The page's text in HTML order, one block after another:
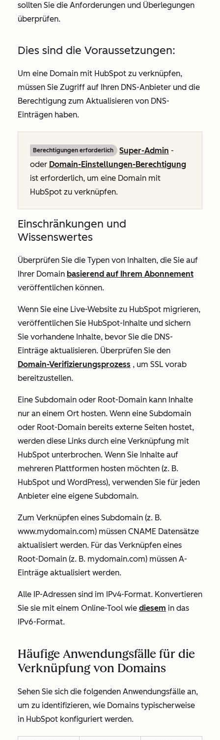
sollten Sie die Anforderungen und Überlegungen
überprüfen.
Dies sind die Voraussetzungen:
Um eine Domain mit HubSpot zu verknüpfen,
müssen Sie Zugriff auf Ihren DNS-Anbieter und die
Berechtigung zum Aktualisieren von DNS-
Einträgen haben.
Berechtigungen erforderlich Super-Admin -
oder Domain-Einstellungen-Berechtigung
ist erforderlich, um eine Domain mit
HubSpot zu verknüpfen.
Einschränkungen und
Wissenswertes
Überprüfen Sie die Typen von Inhalten, die Sie auf
Ihrer Domain basierend auf Ihrem Abonnement
veröffentlichen können.
Wenn Sie eine Live-Website zu HubSpot migrieren,
veröffentlichen Sie HubSpot-Inhalte und sichern
Sie vorhandene Inhalte, bevor Sie die DNS-
Einträge aktualisieren. Überprüfen Sie den
Domain-Verifizierungsprozess , um SSL vorab
bereitzustellen.
Eine Subdomain oder Root-Domain kann Inhalte
nur an einem Ort hosten. Wenn eine Subdomain
oder Root-Domain bereits externe Seiten hostet,
werden diese Links durch eine Verknüpfung mit
HubSpot unterbrochen. Wenn Sie Inhalte auf
mehreren Plattformen hosten möchten (z. B.
HubSpot und WordPress), verwenden Sie für jeden
Anbieter eine eigene Subdomain.
Zum Verknüpfen eines Subdomain (z. B.
www.mydomain.com) müssen CNAME Datensätze
aktualisiert werden. Für das Verknüpfen eines
Root-Domain (z. B. mydomain.com) müssen A-
Einträge aktualisiert werden.
Alle IP-Adressen sind im IPv4-Format. Konvertieren
Sie sie mit einem Online-Tool wie diesem in das
IPv6-Format.
Häufige Anwendungsfälle für die
Verknüpfung von Domains
Sehen Sie sich die folgenden Anwendungsfälle an,
um zu identifizieren, wie Domains typischerweise
in HubSpot konfiguriert werden.